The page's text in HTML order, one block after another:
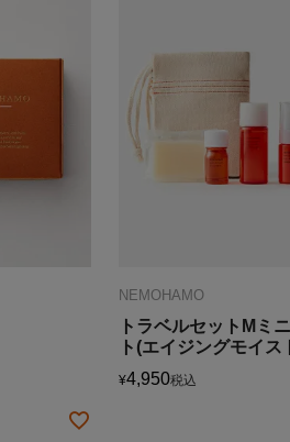
NEMOHAMO
トラベルセットMミ
ト(エイジングモイス
¥4,950税込